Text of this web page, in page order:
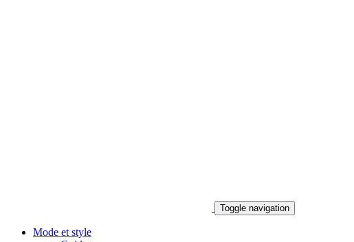
Toggle navigation
Mode et style